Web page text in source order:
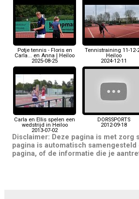
Potje tennis - Floris en
Carla... en Anna | Heiloo
2025-08-25
Tennistraining 11-12-
Heiloo
2024-12-11
Carla en Ellis spelen een
wedstrijd in Heiloo
2013-07-02
DORSSPORTS
2012-09-18
Disclaimer: Deze pagina is met
pagina is automatisch
pagina, of de informatie die je